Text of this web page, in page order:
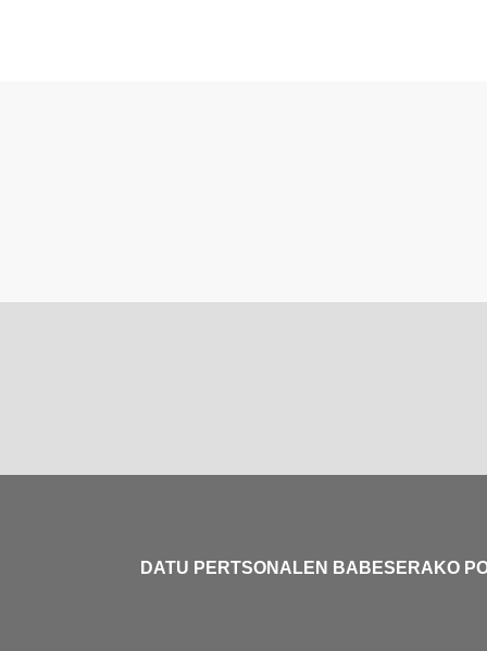
DATU PERTSONALEN BABESERAKO